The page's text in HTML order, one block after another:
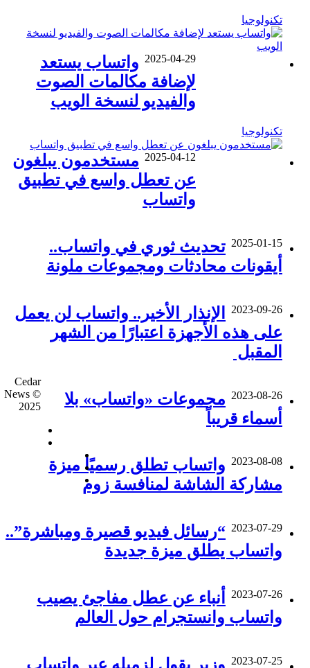
تكنولوجيا
2025-04-29 واتساب يستعد
لإضافة مكالمات الصوت
والفيديو لنسخة الويب
تكنولوجيا
2025-04-12 مستخدمون يبلغون
عن تعطل واسع في تطبيق
واتساب
2025-01-15 تحديث ثوري في واتساب..
أيقونات محادثات ومجموعات ملونة
2023-09-26
الإنذار الأخير.. واتساب لن يعمل
على هذه الأجهزة اعتبارًا من الشهر
المقبل
2023-08-26 مجموعات «واتساب» بلا
أسماء قريباً
2023-08-08 واتساب تطلق رسميًا ميزة
مشاركة الشاشة لمنافسة زوم
2023-07-29 “رسائل فيديو قصيرة ومباشرة”..
واتساب يطلق ميزة جديدة
2023-07-26
أنباء عن عطل مفاجئ يصيب
واتساب وانستجرام حول العالم
2023-07-25
Cedar
News ©
2025
‫TikTok
إلى
الأعلى